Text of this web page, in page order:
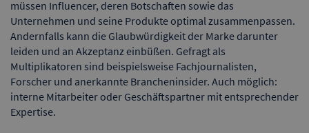
müssen Influencer, deren Botschaften sowie das
Unternehmen und seine Produkte optimal zusammenpassen.
Andernfalls kann die Glaubwürdigkeit der Marke darunter
leiden und an Akzeptanz einbüßen. Gefragt als
Multiplikatoren sind beispielsweise Fachjournalisten,
Forscher und anerkannte Brancheninsider. Auch möglich:
interne Mitarbeiter oder Geschäftspartner mit entsprechender
Expertise.